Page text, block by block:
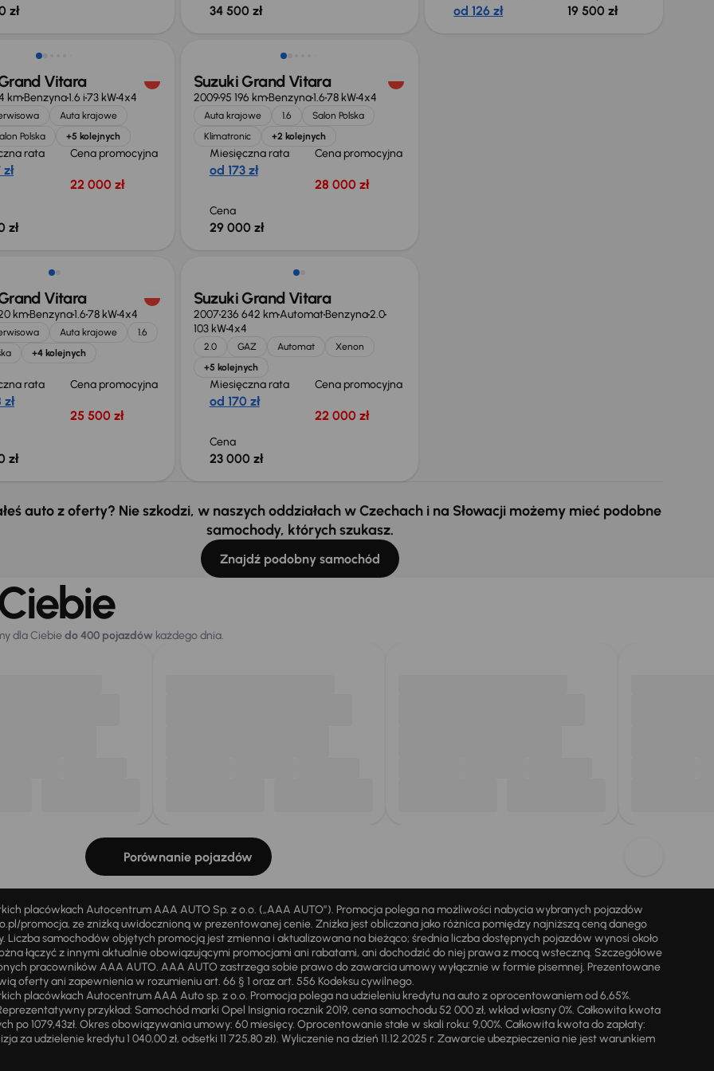
zł 34 500 zł od 126 zł 19 500 zł
Vitara
kmBenzyna1.6 i73 kW4x4
Auta krajowe
Polska
+5 kolejnych
rata Cena promocyjna
22 000 zł
zł
Suzuki Grand Vitara
200995 196 kmBenzyna1.678 kW4x4
Auta krajowe 1.6
Salon Polska
Klimatronic
+2 kolejnych
Miesięczna rata
od 173 zł
Cena promocyjna
28 000 zł
Cena
29 000 zł
Vitara
kmBenzyna1.678 kW4x4
Auta krajowe
1.6
+4 kolejnych
rata Cena promocyjna
25 500 zł
zł
Suzuki Grand Vitara
2007236 642 kmAutomatBenzyna2.0
103 kW4x4
2.0 GAZ Automat
Xenon
+5 kolejnych
Miesięczna rata
od 170 zł
Cena promocyjna
22 000 zł
Cena
23 000 zł
auto z oferty? Nie szkodzi, w naszych oddziałach w Czechach i na Słowacji możemy mieć podobne
samochody, których szukasz.
Znajdź podobny samochód
dla Ciebiedo 400 pojazdów każdego dnia.
Porównanie pojazdów
placówkach Autocentrum AAA AUTO Sp. z o.o. („AAA AUTO”). Promocja polega na możliwości nabycia wybranych pojazdów
promocja, ze zniżką uwidocznioną w prezentowanej cenie. Zniżka jest obliczana jako różnica pomiędzy najniższą ceną danego
Liczba samochodów objętych promocją jest zmienna i aktualizowana na bieżąco; średnia liczba dostępnych pojazdów wynosi około
łączyć z innymi aktualnie obowiązującymi promocjami ani rabatami, ani dochodzić do niej prawa z mocą wsteczną. Szczegółowe
pracowników AAA AUTO. AAA AUTO zastrzega sobie prawo do zawarcia umowy wyłącznie w formie pisemnej. Prezentowane
oferty ani zapewnienia w rozumieniu art. 66 § 1 oraz art. 556 Kodeksu cywilnego.
placówkach Autocentrum AAA Auto sp. z o.o. Promocja polega na udzieleniu kredytu na auto z oprocentowaniem od 6,65%.
przykład: Samochód marki Opel Insignia rocznik 2019, cena samochodu 52 000 zł, wkład własny 0%. Całkowita kwota
po 1079,43zł. Okres obowiązywania umowy: 60 miesięcy. Oprocentowanie stałe w skali roku: 9,00%. Całkowita kwota do zapłaty:
za udzielenie kredytu 1 040,00 zł, odsetki 11 725,80 zł). Wyliczenie na dzień 11.12.2025 r. Zawarcie ubezpieczenia nie jest warunkiem